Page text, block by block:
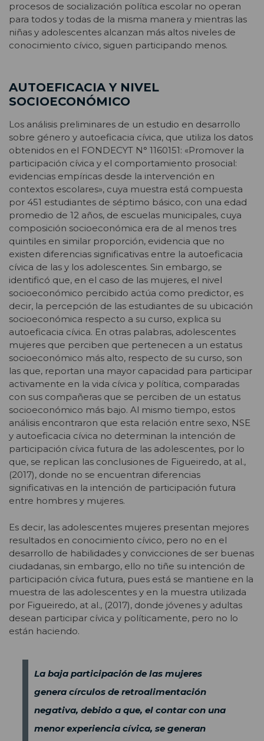
procesos de socialización política escolar no operan
para todos y todas de la misma manera y mientras las
niñas y adolescentes alcanzan más altos niveles de
conocimiento cívico, siguen participando menos.
AUTOEFICACIA Y NIVEL
SOCIOECONÓMICO
Los análisis preliminares de un estudio en desarrollo
sobre género y autoeficacia cívica, que utiliza los datos
obtenidos en el FONDECYT N° 1160151: «Promover la
participación cívica y el comportamiento prosocial:
evidencias empíricas desde la intervención en
contextos escolares», cuya muestra está compuesta
por 451 estudiantes de séptimo básico, con una edad
promedio de 12 años, de escuelas municipales, cuya
composición socioeconómica era de al menos tres
quintiles en similar proporción, evidencia que no
existen diferencias significativas entre la autoeficacia
cívica de las y los adolescentes. Sin embargo, se
identificó que, en el caso de las mujeres, el nivel
socioeconómico percibido actúa como predictor, es
decir, la percepción de las estudiantes de su ubicación
socioeconómica respecto a su curso, explica su
autoeficacia cívica. En otras palabras, adolescentes
mujeres que perciben que pertenecen a un estatus
socioeconómico más alto, respecto de su curso, son
las que, reportan una mayor capacidad para participar
activamente en la vida cívica y política, comparadas
con sus compañeras que se perciben de un estatus
socioeconómico más bajo. Al mismo tiempo, estos
análisis encontraron que esta relación entre sexo, NSE
y autoeficacia cívica no determinan la intención de
participación cívica futura de las adolescentes, por lo
que, se replican las conclusiones de Figueiredo, at al.,
(2017), donde no se encuentran diferencias
significativas en la intención de participación futura
entre hombres y mujeres.
Es decir, las adolescentes mujeres presentan mejores
resultados en conocimiento cívico, pero no en el
desarrollo de habilidades y convicciones de ser buenas
ciudadanas, sin embargo, ello no tiñe su intención de
participación cívica futura, pues está se mantiene en la
muestra de las adolescentes y en la muestra utilizada
por Figueiredo, at al., (2017), donde jóvenes y adultas
desean participar cívica y políticamente, pero no lo
están haciendo.
La baja participación de las mujeres
genera círculos de retroalimentación
negativa, debido a que, el contar con una
menor experiencia cívica, se generan